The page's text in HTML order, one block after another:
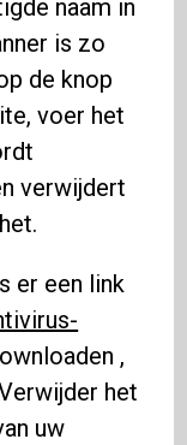
naam in
is zo
de knop
voer het
verwijdert
er een link
,
het
uw